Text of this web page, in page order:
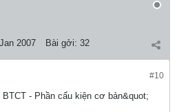
Jan 2007 Bài gởi: 32
#10
- Phần cấu kiện cơ bản&quot;